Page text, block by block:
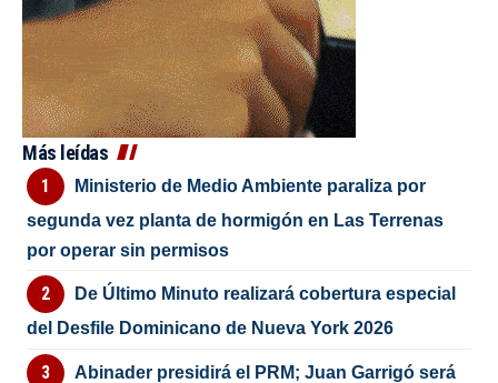
Más leídas
Ministerio de Medio Ambiente paraliza por
segunda vez planta de hormigón en Las Terrenas
por operar sin permisos
De Último Minuto realizará cobertura especial
del Desfile Dominicano de Nueva York 2026
Abinader presidirá el PRM; Juan Garrigó será